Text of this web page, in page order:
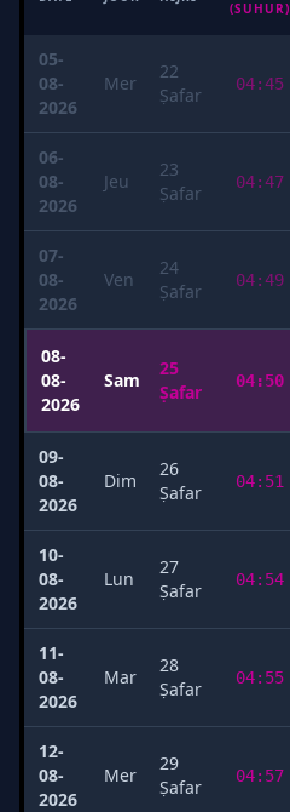
(SUHUR)
05-
08-
2026
Mer
22
Ṣafar
04:45
06-
08-
2026
Jeu
23
Ṣafar
04:47
07-
08-
2026
Ven
24
Ṣafar
04:49
08-
08-
2026
Sam
25
Ṣafar
04:50
09-
08-
2026
Dim
26
Ṣafar
04:51
10-
08-
2026
Lun
27
Ṣafar
04:54
11-
08-
2026
Mar
28
Ṣafar
04:55
12-
08-
2026
Mer
29
Ṣafar
04:57